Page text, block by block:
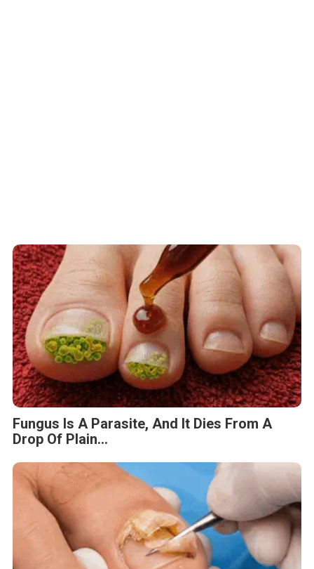
Fungus Is A Parasite, And It Dies From A
Drop Of Plain...